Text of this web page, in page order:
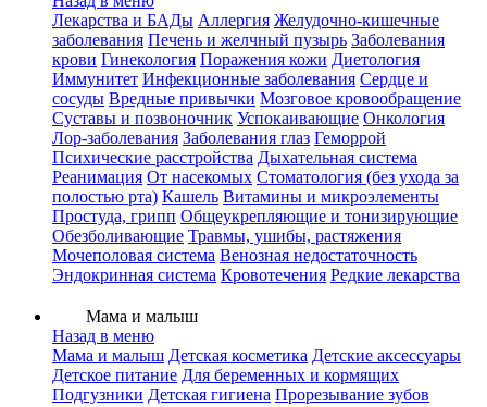
Лекарства и БАДы Аллергия Желудочно-кишечные
заболевания Печень и желчный пузырь Заболевания
крови Гинекология Поражения кожи Диетология
Иммунитет Инфекционные заболевания Сердце и
сосуды Вредные привычки Мозговое кровообращение
Суставы и позвоночник Успокаивающие Онкология
Лор-заболевания Заболевания глаз Геморрой
Психические расстройства Дыхательная система
Реанимация От насекомых Стоматология (без ухода за
полостью рта) Кашель Витамины и микроэлементы
Простуда, грипп Общеукрепляющие и тонизирующие
Обезболивающие Травмы, ушибы, растяжения
Мочеполовая система Венозная недостаточность
Эндокринная система Кровотечения Редкие лекарства
Мама и малыш
Назад в меню
Мама и малыш Детская косметика Детские аксессуары
Детское питание Для беременных и кормящих
Подгузники Детская гигиена Прорезывание зубов